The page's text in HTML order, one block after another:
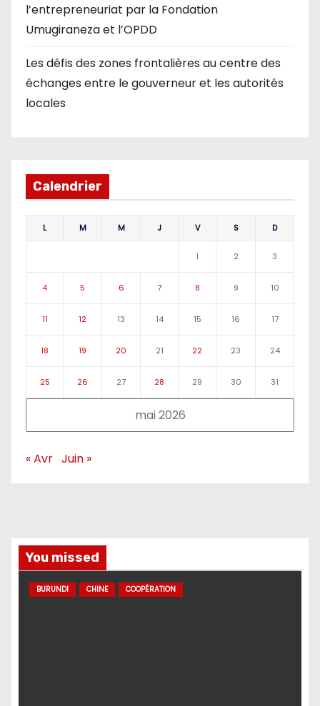
l’entrepreneuriat par la Fondation
Umugiraneza et l’OPDD
Les défis des zones frontalières au centre des
échanges entre le gouverneur et les autorités
locales
Calendrier
mai 2026
L M M J V S D
1 2 3
4 5 6 7 8 9 10
11 12 13 14 15 16 17
18 19 20 21 22 23 24
25 26 27 28 29 30 31
« Avr Juin »
You missed
BURUNDI CHINE COOPÉRATION